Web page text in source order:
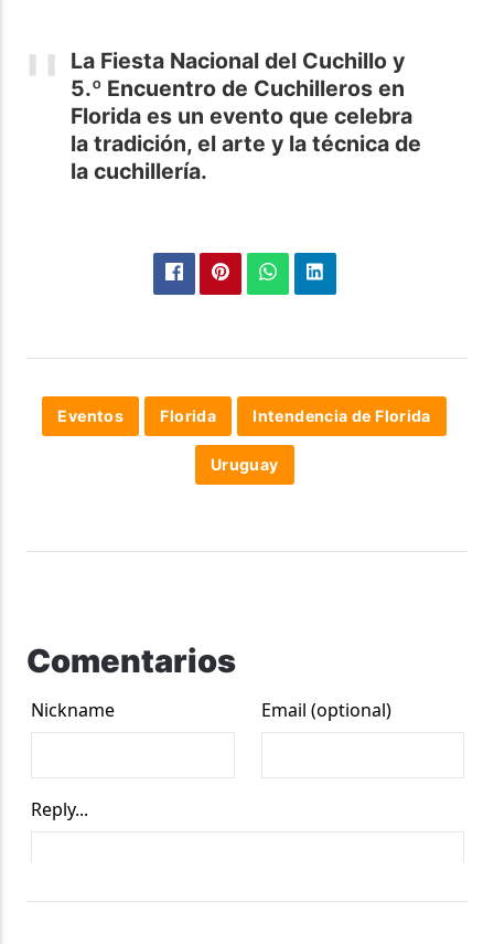
La Fiesta Nacional del Cuchillo y
5.º Encuentro de Cuchilleros en
Florida es un evento que celebra
la tradición, el arte y la técnica de
la cuchillería.
Eventos Florida Intendencia de Florida
Uruguay
Comentarios